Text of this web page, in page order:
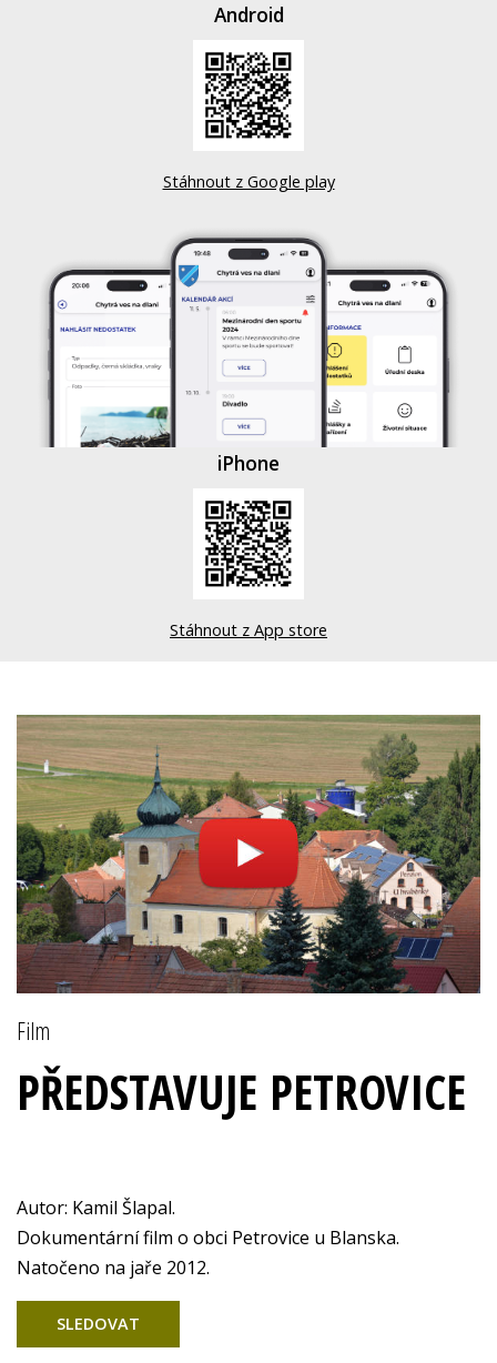
Android
Stáhnout z Google play
iPhone
Stáhnout z App store
Film
PŘEDSTAVUJE PETROVICE
Autor: Kamil Šlapal.
Dokumentární film o obci Petrovice u Blanska.
Natočeno na jaře 2012.
SLEDOVAT